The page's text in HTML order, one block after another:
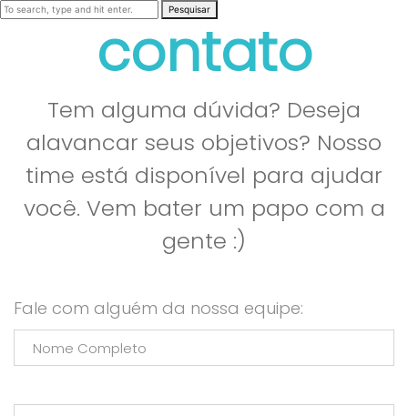
Pesquisar
contato
Tem alguma dúvida? Deseja
alavancar seus objetivos? Nosso
time está disponível para ajudar
você. Vem bater um papo com a
gente :)
Fale com alguém da nossa equipe: